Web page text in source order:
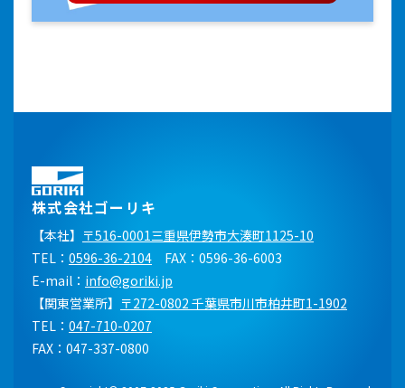
株式会社ゴーリキ
【本社】 〒516-0001三重県伊勢市大湊町1125-10
TEL： 0596-36-2104 FAX：0596-36-6003
E-mail： info@goriki.jp
【関東営業所】 〒272-0802 千葉県市川市柏井町1-1902
TEL： 047-710-0207
FAX：047-337-0800